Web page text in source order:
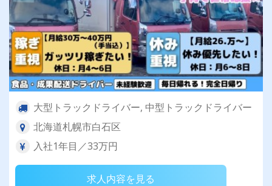
大型トラックドライバー, 中型トラックドライバー
北海道札幌市白石区
入社1年目／33万円
求人内容を見る